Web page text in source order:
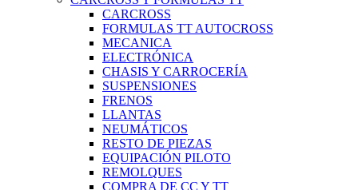
CARCROSS
FORMULAS TT AUTOCROSS
MECANICA
ELECTRÓNICA
CHASIS Y CARROCERÍA
SUSPENSIONES
FRENOS
LLANTAS
NEUMÁTICOS
RESTO DE PIEZAS
EQUIPACIÓN PILOTO
REMOLQUES
COMPRA DE CC Y TT